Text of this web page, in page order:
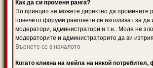
Как да си променя ранга?
По принцип не можете директно да промените
повечето форуми ранговете се използват за
модератори, администратори и т.н.. Моля не
модераторите и администраторите да ви
Върнете се в началото
Когато кликна на мейла на някой